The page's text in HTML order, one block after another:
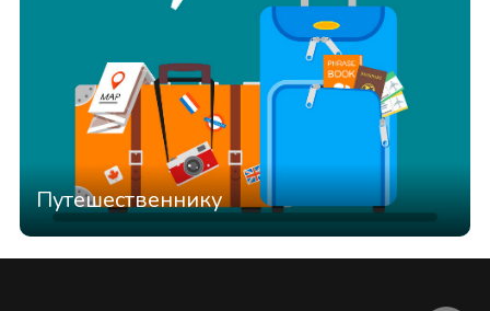
Путешественнику